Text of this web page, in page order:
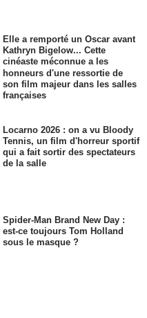
Elle a remporté un Oscar avant
Kathryn Bigelow... Cette
cinéaste méconnue a les
honneurs d'une ressortie de
son film majeur dans les salles
françaises
Locarno 2026 : on a vu Bloody
Tennis, un film d'horreur sportif
qui a fait sortir des spectateurs
de la salle
Spider-Man Brand New Day :
est-ce toujours Tom Holland
sous le masque ?